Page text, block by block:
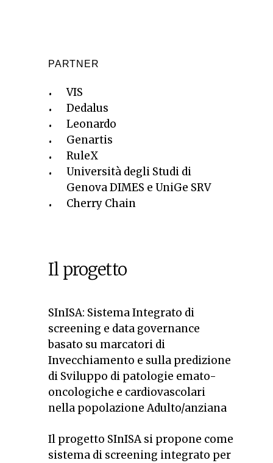
PARTNER
VIS
Dedalus
Leonardo
Genartis
RuleX
Università degli Studi di
Genova DIMES e UniGe SRV
Cherry Chain
Il progetto
SInISA: Sistema Integrato di
screening e data governance
basato su marcatori di
Invecchiamento e sulla predizione
di Sviluppo di patologie emato-
oncologiche e cardiovascolari
nella popolazione Adulto/anziana
Il progetto SInISA si propone come
sistema di screening integrato per